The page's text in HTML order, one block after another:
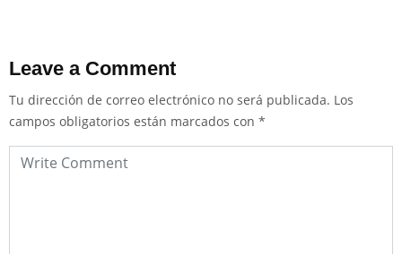
Leave a Comment
Tu dirección de correo electrónico no será publicada. Los
campos obligatorios están marcados con *